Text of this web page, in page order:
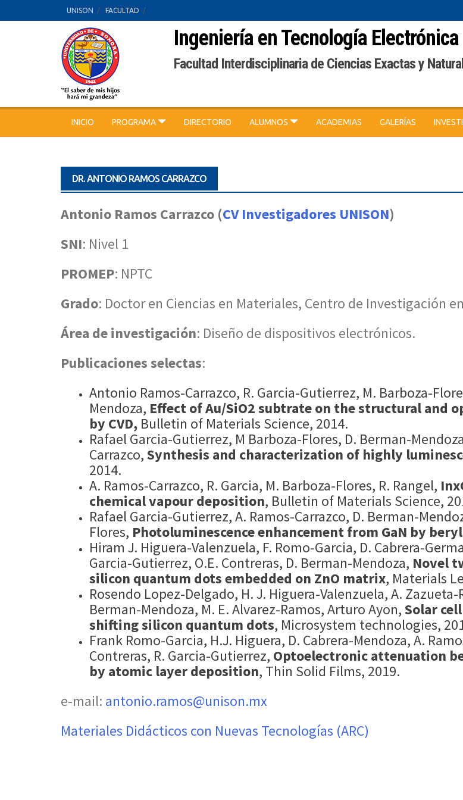
to
UNISON FACULTAD
Ingeniería en Tecnología Electrónica
Facultad Interdisciplinaria de Ciencias Exactas y
INICIO PROGRAMA DIRECTORIO ALUMNOS ACADEMIAS GALERÍAS
DR. ANTONIO RAMOS CARRAZCO
Antonio Ramos Carrazco (CV Investigadores UNISON)
SNI: Nivel 1
PROMEP: NPTC
Grado: Doctor en Ciencias en Materiales, Centro de Investigación
Área de investigación: Diseño de dispositivos electrónicos.
Publicaciones selectas:
Antonio Ramos-Carrazco, R. Garcia-Gutierrez, M. Barboza-
Mendoza, Effect of Au/SiO2 subtrate on the structural
by CVD, Bulletin of Materials Science, 2014.
Rafael Garcia-Gutierrez, M Barboza-Flores, D. Berman-
Carrazco,Synthesis and characterization of highly
2014.
A. Ramos-Carrazco, R. Garcia, M. Barboza-Flores, R. Rangel,
chemical vapour deposition, Bulletin of Materials Science,
Rafael Garcia-Gutierrez, A. Ramos-Carrazco, D. Berman-
Flores, Photoluminescence enhancement from GaN by
Hiram J. Higuera-Valenzuela, F. Romo-Garcia, D. Cabrera-
Garcia-Gutierrez, O.E. Contreras, D. Berman-Mendoza, Novel
silicon quantum dots embedded on ZnO matrix, Materials
Rosendo Lopez-Delgado, H. J. Higuera-Valenzuela, A. Zazueta-
Berman-Mendoza, M. E. Alvarez-Ramos, Arturo Ayon,Solar
shifting silicon quantum dots, Microsystem technologies,
Frank Romo-Garcia, H.J. Higuera, D. Cabrera-Mendoza, A.
Contreras, R. Garcia-Gutierrez, Optoelectronic attenuation
by atomic layer deposition, Thin Solid Films, 2019.
​e-mail: antonio.ramos@unison.mx
Materiales Didácticos con Nuevas Tecnologías (ARC)